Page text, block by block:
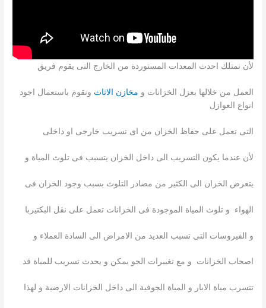
لأن نمتلك احدث المعدات المستوردة من الخارج التى يقوم فريق
العمل من خلالها بعزل الخزانات و مخازن الاثاث ونقوم باستعمال اجود
انواع العوازل
التى تعمل على حفاظ الخزان من اى تسريب خارجى او داخلى
لأن عندما يكون التسريب الى داخل الخزان يتسبب فى تلوث المياة و
يتعرض الخزان الى الكثير من مصادر التلوث بسبب وجود الخزان فى
الهواء و تلوث المياة الموجودة فى الخزانات تعمل على نقل البكتيربا
و الفيروسات التى تسبب العديد من الامراض الى السادة العملاء و
اصحاب الخزانات و مع تغييرات الجو يمكن و يحدث تسريب للمياة قد
تتسرب مياة الابار و المياة الجوفية الى داخل الخزانات الارضية و لهذا